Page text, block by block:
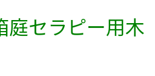
セラピー用木